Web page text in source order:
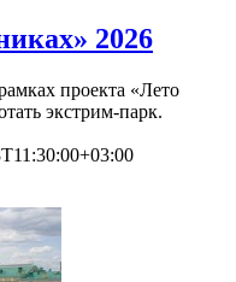
2026
проекта «Лето
экстрим-парк.